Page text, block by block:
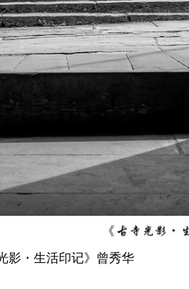
影・生活印记》曾秀华